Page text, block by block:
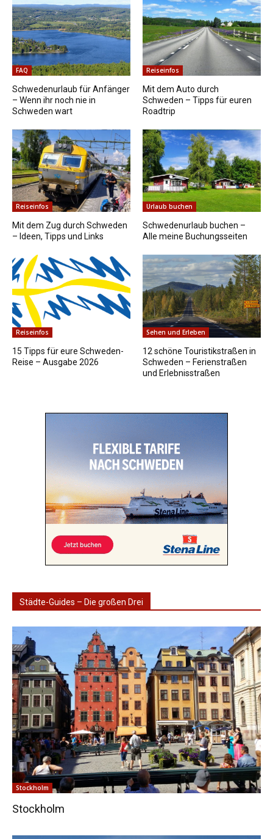
FAQ
Schwedenurlaub für Anfänger
– Wenn ihr noch nie in
Schweden wart
Reiseinfos
Mit dem Auto durch
Schweden – Tipps für euren
Roadtrip
Reiseinfos
Mit dem Zug durch Schweden
– Ideen, Tipps und Links
Urlaub buchen
Schwedenurlaub buchen –
Alle meine Buchungsseiten
Reiseinfos
15 Tipps für eure Schweden-
Reise – Ausgabe 2026
Sehen und Erleben
12 schöne Touristikstraßen in
Schweden – Ferienstraßen
und Erlebnisstraßen
Städte-Guides – Die großen Drei
Stockholm
Stockholm